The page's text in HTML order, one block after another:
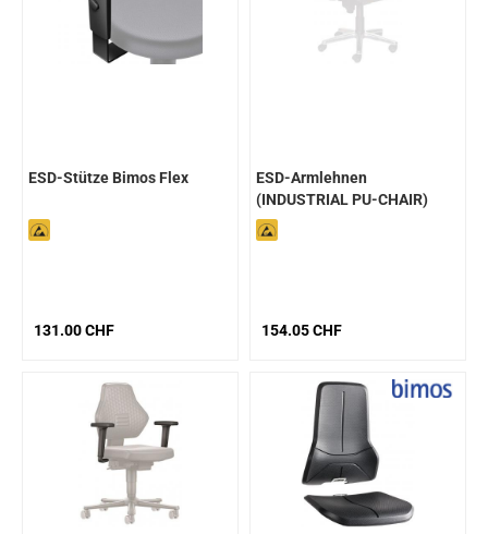
ESD-Stütze Bimos Flex
131.00 CHF
ESD-Armlehnen
(INDUSTRIAL PU-CHAIR)
154.05 CHF